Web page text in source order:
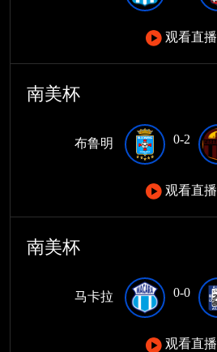
观看直播
南美杯
布鲁明 0-2
观看直播
南美杯
马卡拉 0-0
观看直播